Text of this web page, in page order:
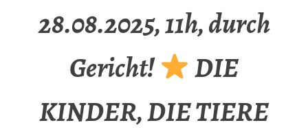
28.08.2025, 11h, durch
Gericht!
DIE
KINDER, DIE TIERE